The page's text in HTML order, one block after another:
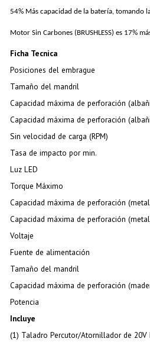
54% Más capacidad de la batería, tomando
Motor Sin Carbones (BRUSHLESS) es 17%
Ficha Tecnica
Posiciones del embrague
Tamaño del mandril
Capacidad máxima de perforación
Capacidad máxima de perforación
Sin velocidad de carga (RPM)
Tasa de impacto por min.
Luz LED
Torque Máximo
Capacidad máxima de perforación
Capacidad máxima de perforación
Voltaje
Fuente de alimentación
Tamaño del mandril
Capacidad máxima de perforación
Potencia
Incluye
(1) Taladro Percutor/Atornillador de 20V